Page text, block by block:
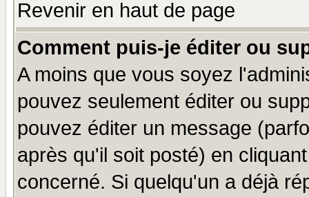
Revenir en haut de page
Comment puis-je éditer ou
A moins que vous soyez
pouvez seulement éditer ou
pouvez éditer un message
après qu'il soit posté) en
concerné. Si quelqu'un a déjà